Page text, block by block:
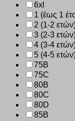
6xl
1 (έως 1
2 (1-2
3 (2-3
4 (3-4
5 (4-5
75B
75C
80B
80C
80D
85B